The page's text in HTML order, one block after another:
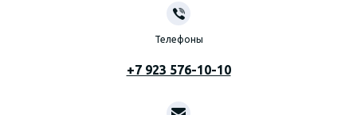
Телефоны
+7 923 576-10-10